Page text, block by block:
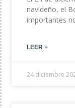
navideño, el
importantes
LEER +
24 diciembre